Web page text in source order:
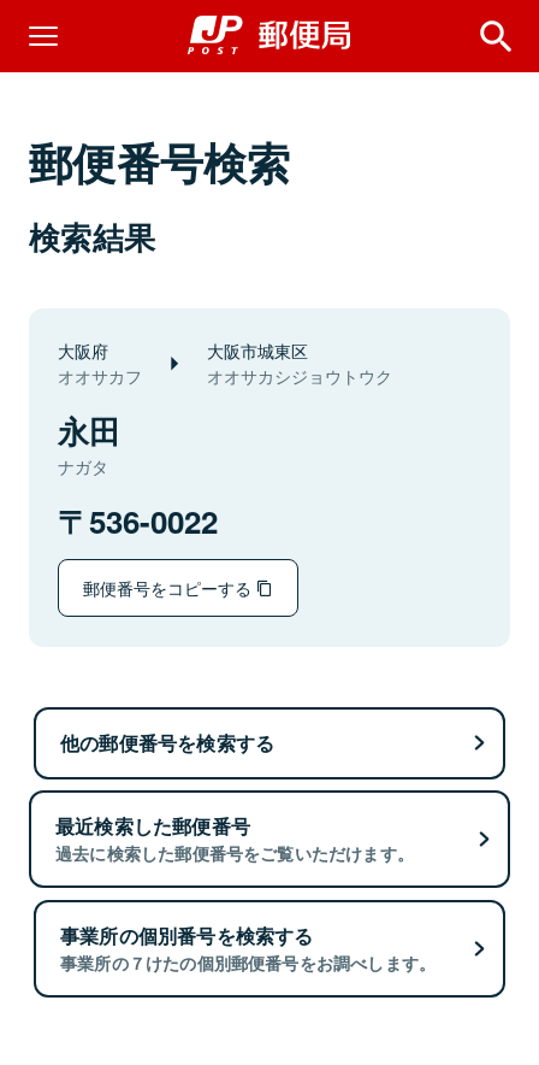
郵便番号検索
検索結果
大阪府
オオサカフ
大阪市城東区
オオサカシジョウトウク
永田
ナガタ
536-0022
郵便番号をコピーする
他の郵便番号を検索する
最近検索した郵便番号
過去に検索した郵便番号をご覧いただけます。
事業所の個別番号を検索する
事業所の７けたの個別郵便番号をお調べします。